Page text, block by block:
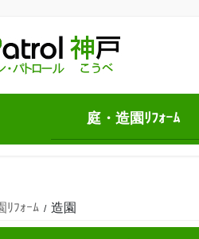
庭・造園ﾘﾌｫｰﾑ
ﾘﾌｫｰﾑ 造園